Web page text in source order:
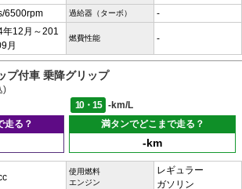
6500rpm 過給器（ターボ） -
年12月～201
月
燃費性能 -
プ付車 乗降グリップ
)
10・15
-km/L
走る？
満タンでどこまで走る？
-km
使用燃料
エンジン
レギュラー
ガソリン